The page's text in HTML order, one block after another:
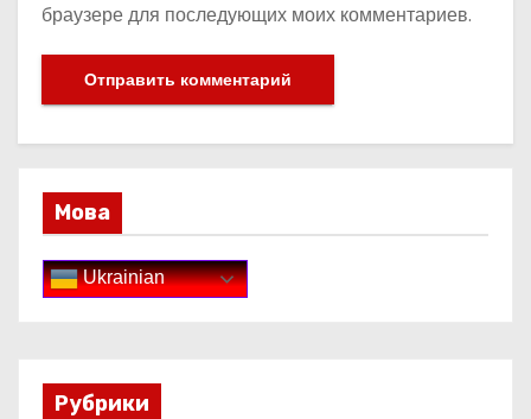
браузере для последующих моих комментариев.
Мова
Ukrainian
Рубрики